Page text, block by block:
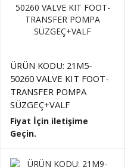
ÜRÜN KODU: 21M5-
50260 VALVE KIT FOOT-
TRANSFER POMPA
SÜZGEÇ+VALF
Fiyat İçin iletişime
Geçin.